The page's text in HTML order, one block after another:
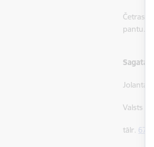
Četras
pantu.
Jolanta
Valsts
tālr.